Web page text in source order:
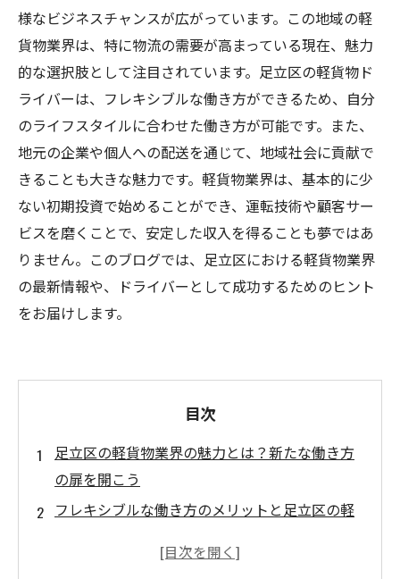
様なビジネスチャンスが広がっています。この地域の軽
貨物業界は、特に物流の需要が高まっている現在、魅力
的な選択肢として注目されています。足立区の軽貨物ド
ライバーは、フレキシブルな働き方ができるため、自分
のライフスタイルに合わせた働き方が可能です。また、
地元の企業や個人への配送を通じて、地域社会に貢献で
きることも大きな魅力です。軽貨物業界は、基本的に少
ない初期投資で始めることができ、運転技術や顧客サー
ビスを磨くことで、安定した収入を得ることも夢ではあ
りません。このブログでは、足立区における軽貨物業界
の最新情報や、ドライバーとして成功するためのヒント
をお届けします。
目次
足立区の軽貨物業界の魅力とは？新たな働き方
の扉を開こう
フレキシブルな働き方のメリットと足立区の軽
地元密着で地域社会に貢献！足立区の軽貨物ド